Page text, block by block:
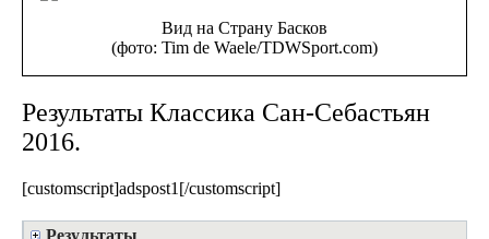
Вид на Страну Басков
(фото: Tim de Waele/TDWSport.com)
Результаты Классика Сан-Себастьян
2016.
[customscript]adspost1[/customscript]
Результаты